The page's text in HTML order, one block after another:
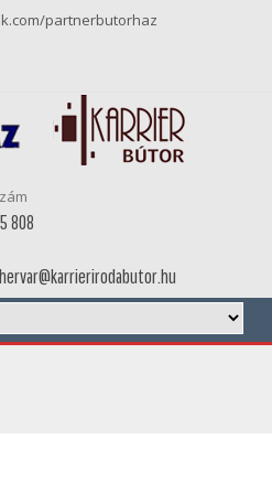
partnerbutorhaz
808